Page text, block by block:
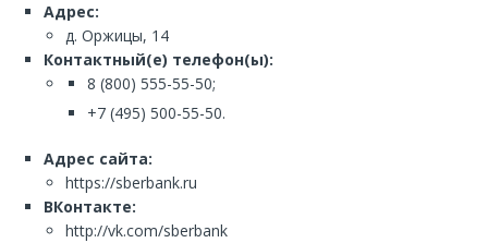
Адрес:
д. Оржицы, 14
Контактный(е) телефон(ы):
8 (800) 555-55-50;
+7 (495) 500-55-50.
Адрес сайта:
https://sberbank.ru
ВКонтакте:
http://vk.com/sberbank